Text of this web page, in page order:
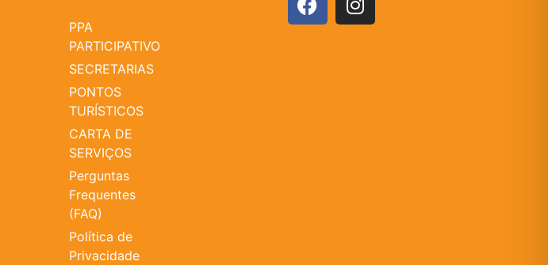
PPA
PARTICIPATIVO
SECRETARIAS
PONTOS
TURÍSTICOS
CARTA DE
SERVIÇOS
Perguntas
Frequentes
(FAQ)
Política de
Privacidade